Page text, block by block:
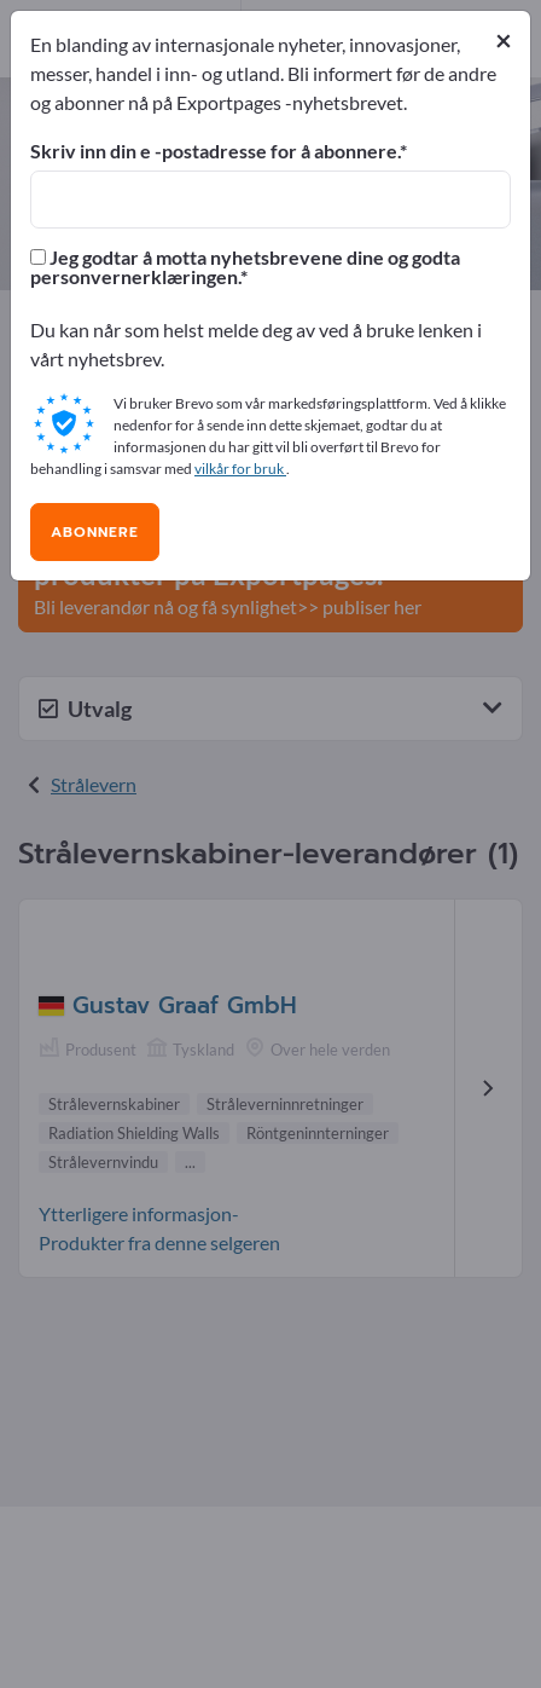
Strålevernskabiner – finn
produsenter og leverandører
1
1
Exportpages Sikkerhet og beskyttelse
Strålevern
Strålevernskabiner
Annonser gratis på Exportpages!
Behov – Tilbud – Brukte varer – Forretningskontakter >>
start her
Publiser din bedrift og dine
produkter på Exportpages.
Bli leverandør nå og få synlighet>> publiser her
Utvalg
Strålevern
Strålevernskabiner-leverandører (1)
Gustav Graaf GmbH
Produsent Tyskland Over hele verden
Strålevernskabiner
Stråleverninnretninger
Radiation Shielding Walls
Röntgeninnterninger
Strålevernvindu
...
Ytterligere informasjon-
Produkter fra denne selgeren
×
En blanding av internasjonale nyheter, innovasjoner,
messer, handel i inn- og utland. Bli informert før de andre
og abonner nå på Exportpages -nyhetsbrevet.
Skriv inn din e -postadresse for å abonnere.
Jeg godtar å motta nyhetsbrevene dine og godta
personvernerklæringen.
Du kan når som helst melde deg av ved å bruke lenken i
vårt nyhetsbrev.
Vi bruker Brevo som vår markedsføringsplattform. Ved å klikke
nedenfor for å sende inn dette skjemaet, godtar du at
informasjonen du har gitt vil bli overført til Brevo for
behandling i samsvar med vilkår for bruk.
ABONNERE